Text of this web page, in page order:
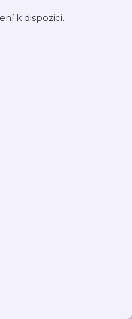
k dispozici.